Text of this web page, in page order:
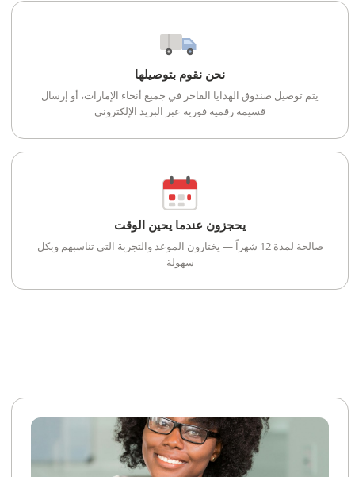
نحن نقوم بتوصيلها
يتم توصيل صندوق الهدايا الفاخر في جميع أنحاء الإمارات، أو إرسال
قسيمة رقمية فورية عبر البريد الإلكتروني
يحجزون عندما يحين الوقت
صالحة لمدة 12 شهراً — يختارون الموعد والتجربة التي تناسبهم وبكل
سهولة